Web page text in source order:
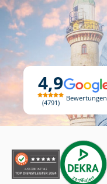
4,9
4791
Bewertungen